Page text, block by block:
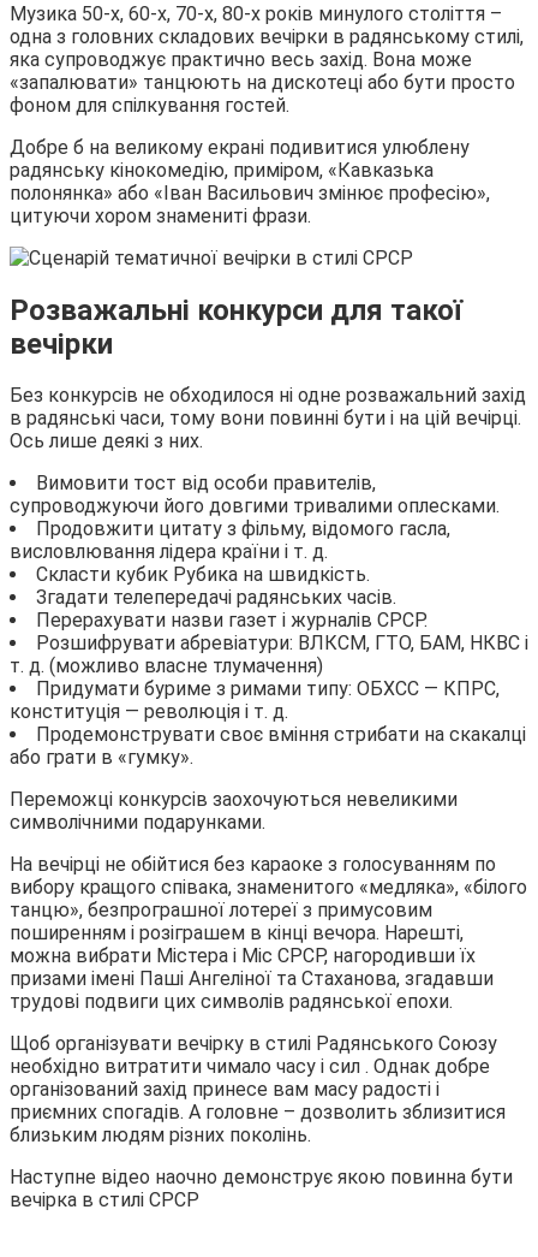
Музика 50-х, 60-х, 70-х, 80-х років минулого століття –
одна з головних складових вечірки в радянському стилі,
яка супроводжує практично весь захід. Вона може
«запалювати» танцюють на дискотеці або бути просто
фоном для спілкування гостей.
Добре б на великому екрані подивитися улюблену
радянську кінокомедію, приміром, «Кавказька
полонянка» або «Іван Васильович змінює професію»,
цитуючи хором знамениті фрази.
Розважальні конкурси для такої
вечірки
Без конкурсів не обходилося ні одне розважальний захід
в радянські часи, тому вони повинні бути і на цій вечірці.
Ось лише деякі з них.
Вимовити тост від особи правителів,
супроводжуючи його довгими тривалими оплесками.
Продовжити цитату з фільму, відомого гасла,
висловлювання лідера країни і т. д.
Скласти кубик Рубика на швидкість.
Згадати телепередачі радянських часів.
Перерахувати назви газет і журналів СРСР.
Розшифрувати абревіатури: ВЛКСМ, ГТО, БАМ, НКВС і
т. д. (можливо власне тлумачення)
Придумати буриме з римами типу: ОБХСС — КПРС,
конституція — революція і т. д.
Продемонструвати своє вміння стрибати на скакалці
або грати в «гумку».
Переможці конкурсів заохочуються невеликими
символічними подарунками.
На вечірці не обійтися без караоке з голосуванням по
вибору кращого співака, знаменитого «медляка», «білого
танцю», безпрограшної лотереї з примусовим
поширенням і розіграшем в кінці вечора. Нарешті,
можна вибрати Містера і Міс СРСР, нагородивши їх
призами імені Паші Ангеліної та Стаханова, згадавши
трудові подвиги цих символів радянської епохи.
Щоб організувати вечірку в стилі Радянського Союзу
необхідно витратити чимало часу і сил . Однак добре
організований захід принесе вам масу радості і
приємних спогадів. А головне – дозволить зблизитися
близьким людям різних поколінь.
Наступне відео наочно демонструє якою повинна бути
вечірка в стилі СРСР